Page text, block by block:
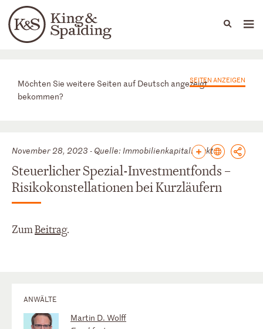
Languages
People Capabilities
News & Insights
Möchten Sie weitere Seiten auf Deutsch angezeigt
bekommen?
SEITEN ANZEIGEN
November 28, 2023 - Quelle: Immobilienkapitalmarkt
Steuerlicher Spezial-Investmentfonds –
Risikokonstellationen bei Kurzläufern
ZumBeitrag.
ANWÄLTE
Martin D. Wolff